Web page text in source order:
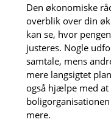
Den økonomiske
overblik over din
kan se, hvor
justeres. Nogle
samtale, mens
mere langsigtet
også hjælpe med at
mere.